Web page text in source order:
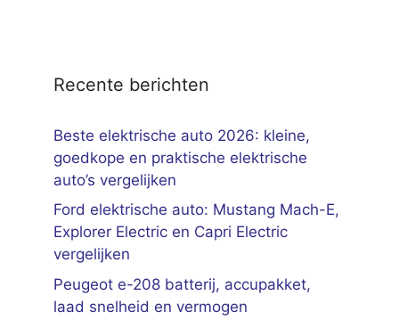
Recente berichten
Beste elektrische auto 2026: kleine,
goedkope en praktische elektrische
auto’s vergelijken
Ford elektrische auto: Mustang Mach-E,
Explorer Electric en Capri Electric
vergelijken
Peugeot e-208 batterij, accupakket,
laad snelheid en vermogen